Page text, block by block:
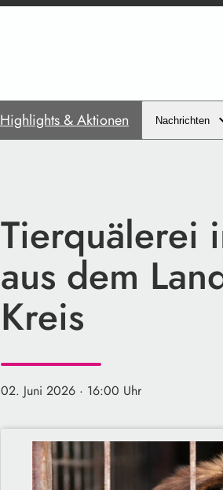
Highlights & Aktionen Nachrichten
Tierquälerei
aus dem
Kreis
02. Juni 2026 · 16:00 Uhr